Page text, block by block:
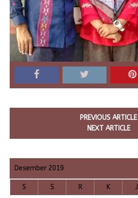
PREVIOUS ARTICLE
NEXT ARTICLE
Desember 2019
S S R K J